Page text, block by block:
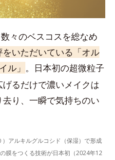
々のベスコスを総なめ
いただいている「オル
ル」 。日本初の超微粒子
るだけで濃いメイクは
り、一瞬で気持ちのい
アルキルグルコシド（保湿）で形成
膜をつくる技術が日本初（2024年12